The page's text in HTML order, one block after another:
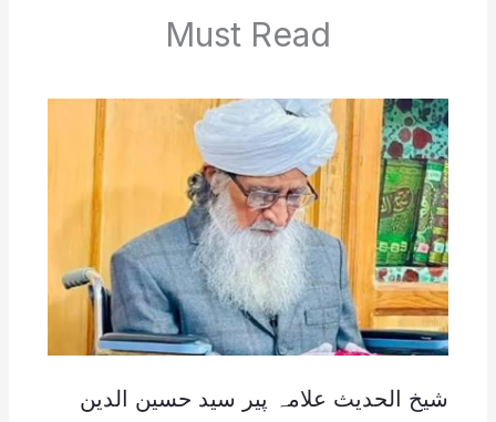
Must Read
شیخ الحدیث علامہ پیر سید حسین الدین